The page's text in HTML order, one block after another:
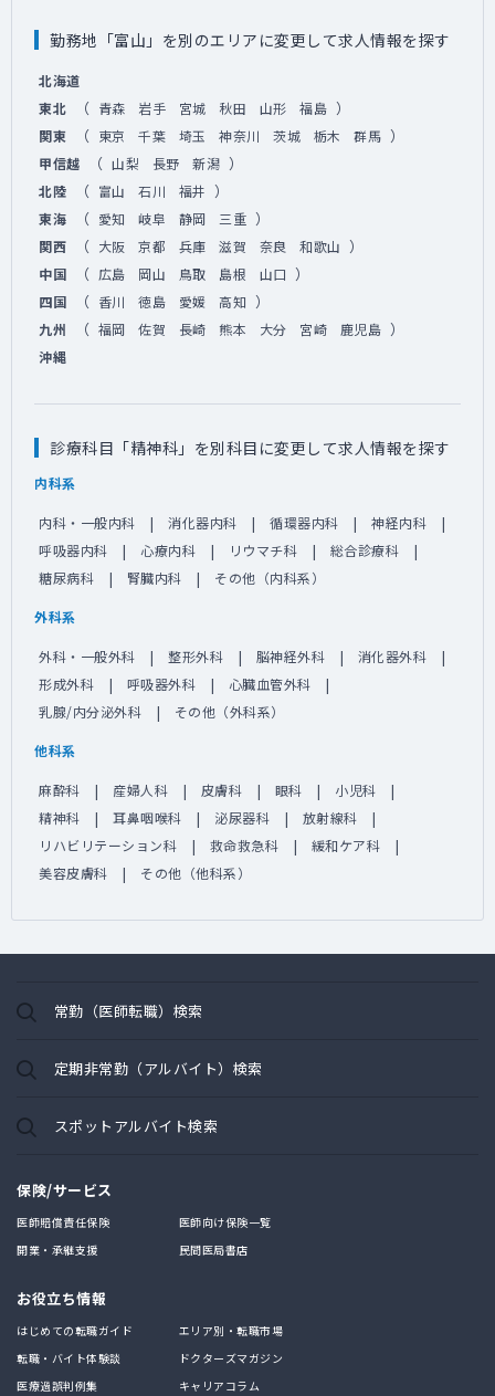
勤務地「富山」を別のエリアに変更して求人情報を探す
北海道
東北
（ 青森 岩手 宮城 秋田 山形 福島 ）
関東 （ 東京 千葉 埼玉 神奈川 茨城 栃木 群馬 ）
甲信越 （ 山梨 長野 新潟 ）
北陸 （ 富山 石川 福井 ）
東海 （ 愛知 岐阜 静岡 三重 ）
関西 （ 大阪 京都 兵庫 滋賀 奈良 和歌山 ）
中国 （ 広島 岡山 鳥取 島根 山口 ）
四国 （ 香川 徳島 愛媛 高知 ）
九州 （ 福岡 佐賀 長崎 熊本 大分 宮崎 鹿児島 ）
沖縄
診療科目「精神科」を別科目に変更して求人情報を探す
内科系
内科・一般内科 消化器内科 循環器内科
神経内科
呼吸器内科
心療内科 リウマチ科
総合診療科
糖尿病科
腎臓内科 その他（内科系）
外科系
外科・一般外科 整形外科 脳神経外科
消化器外科
形成外科
呼吸器外科
心臓血管外科
乳腺/内分泌外科
その他（外科系）
他科系
麻酔科 産婦人科 皮膚科 眼科
小児科
精神科
耳鼻咽喉科 泌尿器科
放射線科
リハビリテーション科
救命救急科
緩和ケア科
美容皮膚科
その他（他科系）
常勤（医師転職）検索
定期非常勤（アルバイト）検索
スポットアルバイト検索
保険/サービス
医師賠償責任保険
医師向け保険一覧
開業・承継支援
民間医局書店
お役立ち情報
はじめての転職ガイド
エリア別・転職市場
転職・バイト体験談
ドクターズマガジン
医療過誤判例集
キャリアコラム